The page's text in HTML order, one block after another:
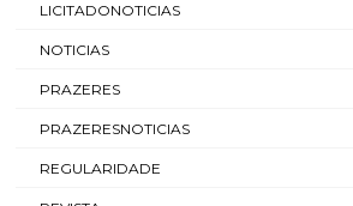
LICITADONOTICIAS
NOTICIAS
PRAZERES
PRAZERESNOTICIAS
REGULARIDADE